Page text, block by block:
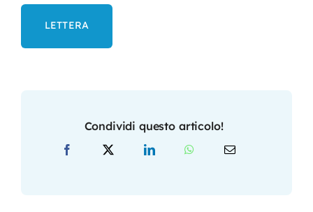
LETTERA
Condividi questo articolo!